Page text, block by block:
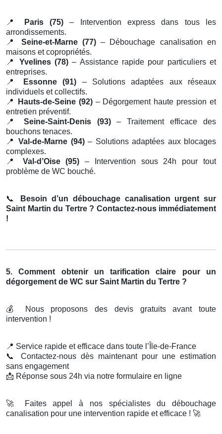
📍 Paris (75) – Intervention express dans tous les
arrondissements.
📍
Seine-et-Marne (77)– Débouchage canalisation en
maisons et copropriétés.
📍
Yvelines (78) – Assistance rapide pour particuliers et
entreprises.
📍
Essonne (91) – Solutions adaptées aux réseaux
individuels et collectifs.
📍
Hauts-de-Seine (92)– Dégorgement haute pression et
entretien préventif.
📍
Seine-Saint-Denis (93)– Traitement efficace des
bouchons tenaces.
📍
Val-de-Marne (94)– Solutions adaptées aux blocages
complexes.
📍
Val-d’Oise (95) – Intervention sous 24h pour tout
problème de WC bouché.
📞
Besoin d’un débouchage canalisation urgent sur
Saint Martin du Tertre ? Contactez-nous immédiatement
!
5. Comment obtenir un tarification claire pour un
dégorgement de WC sur Saint Martin du Tertre ?
💰
Nous proposons des devis gratuits avant toute
intervention !
📍 Service rapide et efficace dans toute l’Île-de-France
📞
Contactez-nous dès maintenant pour une estimation
sans engagement
📩 Réponse sous 24h via notre formulaire en ligne
🚀
Faites appel à nos spécialistes du débouchage
canalisation pour une intervention rapide et efficace ! 🚀